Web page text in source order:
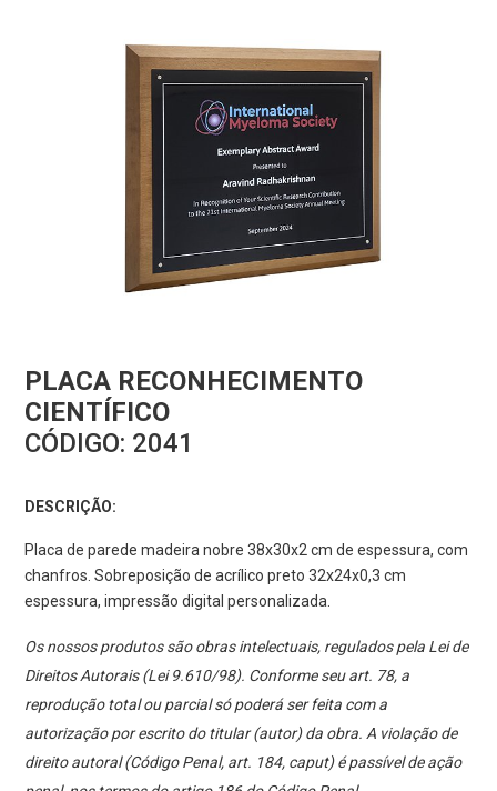
PLACA RECONHECIMENTO
CIENTÍFICO
CÓDIGO: 2041
DESCRIÇÃO:
Placa de parede madeira nobre 38x30x2 cm de espessura, com
chanfros. Sobreposição de acrílico preto 32x24x0,3 cm
espessura, impressão digital personalizada.
Os nossos produtos são obras intelectuais, regulados pela Lei de
Direitos Autorais (Lei 9.610/98). Conforme seu art. 78, a
reprodução total ou parcial só poderá ser feita com a
autorização por escrito do titular (autor) da obra. A violação de
direito autoral (Código Penal, art. 184, caput) é passível de ação